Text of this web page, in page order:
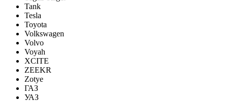
Tank
Tesla
Toyota
Volkswagen
Volvo
Voyah
XCITE
ZEEKR
Zotye
ГАЗ
УАЗ